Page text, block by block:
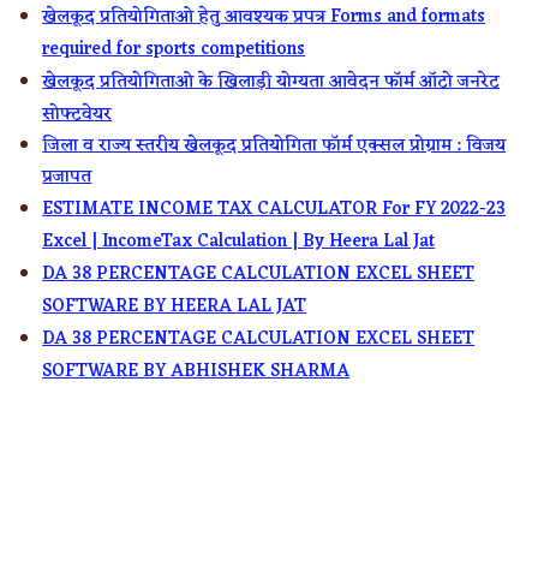
खेलकूद प्रतियोगिताओ हेतु आवश्यक प्रपत्र Forms and formats
required for sports competitions
खेलकूद प्रतियोगिताओ के खिलाड़ी योग्यता आवेदन फॉर्म ऑटो जनरेट
सोफ्टवेयर
जिला व राज्य स्तरीय खेलकूद प्रतियोगिता फॉर्म एक्सल प्रोग्राम : विजय
प्रजापत
ESTIMATE INCOME TAX CALCULATOR For FY 2022-23
Excel | IncomeTax Calculation | By Heera Lal Jat
DA 38 PERCENTAGE CALCULATION EXCEL SHEET
SOFTWARE BY HEERA LAL JAT
DA 38 PERCENTAGE CALCULATION EXCEL SHEET
SOFTWARE BY ABHISHEK SHARMA